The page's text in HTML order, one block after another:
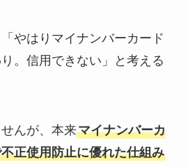
やはりマイナンバーカード
。信用できない」と考える
んが、本来マイナンバーカ
正使用防止に優れた仕組み